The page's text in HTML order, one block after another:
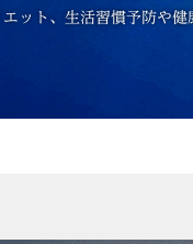
エット、生活習慣予防や